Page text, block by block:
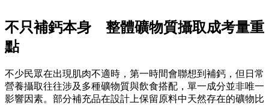
不只補鈣本身 整體礦物質攝取成考量重
點
不少民眾在出現肌肉不適時，第一時間會聯想到補鈣，但日常
營養攝取往往涉及多種礦物質與飲食搭配，單一成分並非唯一
影響因素。部分補充品在設計上保留原料中天然存在的礦物比